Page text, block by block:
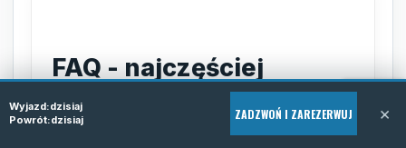
FAQ - najczęściej
zadawane pytania
Wyjazd:dzisiaj
Powrót:dzisiaj ZADZWOŃ I ZAREZERWUJ ×